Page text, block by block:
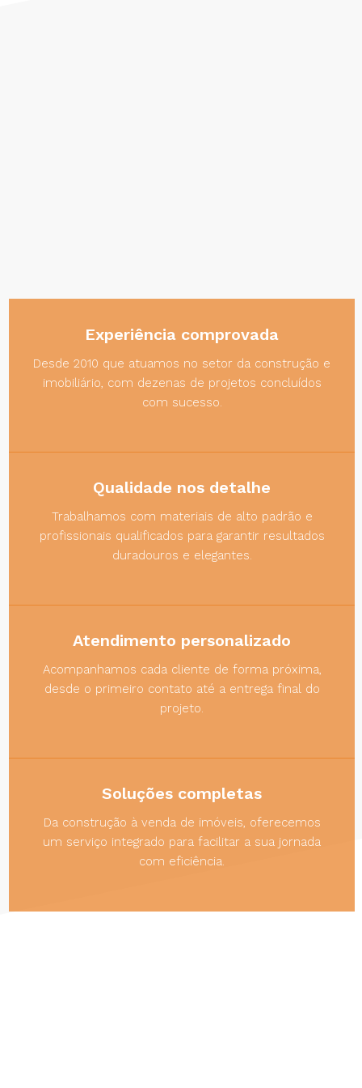
Experiência comprovada
Desde 2010 que atuamos no setor da construção e
imobiliário, com dezenas de projetos concluídos
com sucesso.
Qualidade nos detalhe
Trabalhamos com materiais de alto padrão e
profissionais qualificados para garantir resultados
duradouros e elegantes.
Atendimento personalizado
Acompanhamos cada cliente de forma próxima,
desde o primeiro contato até a entrega final do
projeto.
Soluções completas
Da construção à venda de imóveis, oferecemos
um serviço integrado para facilitar a sua jornada
com eficiência.